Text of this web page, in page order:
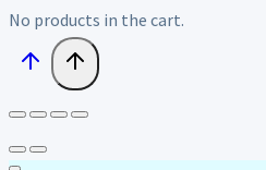
No products in the cart.